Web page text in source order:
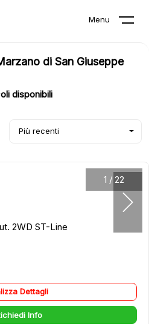
Menu
di San Giuseppe
disponibili
Più recenti
1 / 22
2WD ST-Line
Dettagli
Info